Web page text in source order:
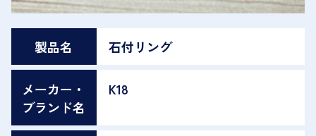
製品名 石付リング
メーカー・
ブランド名
K18